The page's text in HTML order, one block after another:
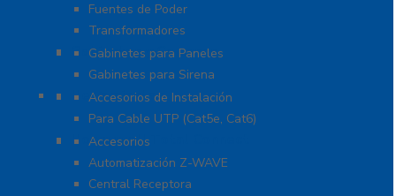
Fuentes de Poder
Transformadores
Gabinetes y Carcasas
Gabinetes para Paneles
Gabinetes para Sirena
Herramientas
Accesorios de Instalación
Para Cable UTP (Cat5e, Cat6)
Honeywell Total Connect
Accesorios
Automatización Z-WAVE
Central Receptora